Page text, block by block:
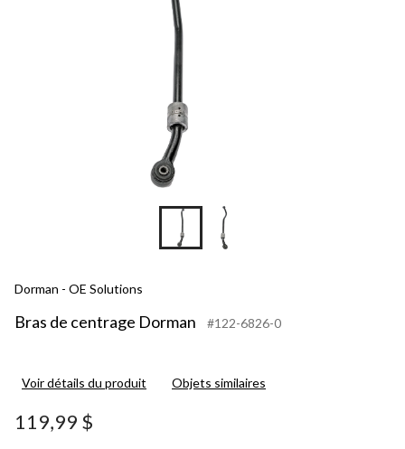
Dorman - OE Solutions
Bras de centrage Dorman #122-6826-0
Voir détails du produit Objets similaires
119,99 $